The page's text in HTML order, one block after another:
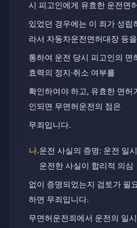
시 피고인에게 유효한 운전면
있었던 경우에는 이 죄가 성립
라서 자동차운전면허대장 등을
통하여 운전 당시 피고인의 면
효력의 정지·취소 여부를
확인하여야 하고, 유효한 면허
인되면 무면허운전의 점은
무죄입니다.
나.운전 사실의 증명: 운전 일
운전한 사실이 합리적 의심
없이 증명되었는지 검토가 필
하면 무죄입니다.
무면허운전죄에서 운전의 일